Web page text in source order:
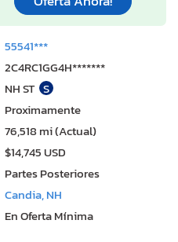
55541***
2C4RC1GG4H*******
NH ST S
Proximamente
76,518 mi (Actual)
$14,745 USD
Partes Posteriores
Candia, NH
En Oferta Mínima